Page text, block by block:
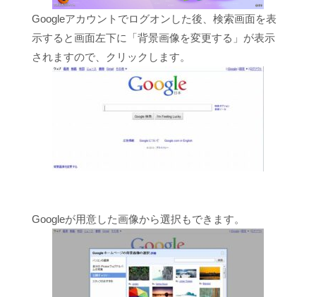
Googleアカウントでログオンした後、検索画面を表
示すると画面左下に「背景画像を変更する」が表示
されますので、クリックします。
Googleが用意した画像から選択もできます。